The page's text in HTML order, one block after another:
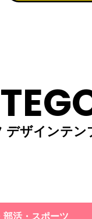
デザインテン
部活・スポーツ